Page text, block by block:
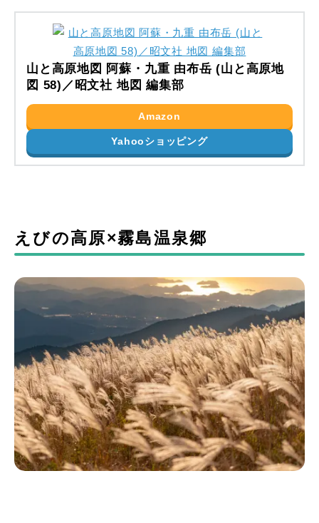
山と高原地図 阿蘇・九重 由布岳 (山と高原地
図 58)／昭文社 地図 編集部
Amazon
Yahooショッピング
えびの高原×霧島温泉郷